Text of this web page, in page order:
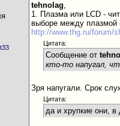
tehnolag,
1. Плазма или LCD -
выборе между плазмой
http://www.thg.ru/forum/
Цитата:
Сообщение от
кто-то напугал,
Зря напугали. Срок
Цитата:
да и хрупкие они,